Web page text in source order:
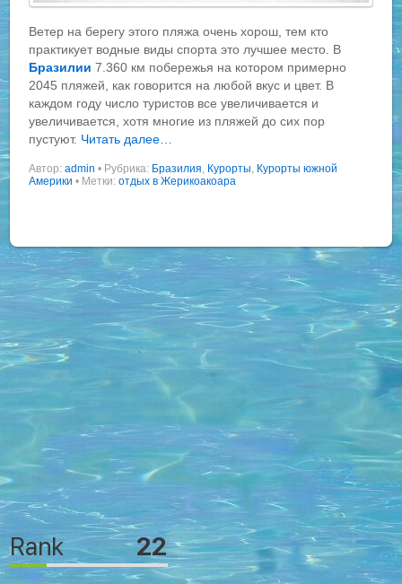
Ветер на берегу этого пляжа очень хорош, тем кто
практикует водные виды спорта это лучшее место. В
Бразилии 7.360 км побережья на котором примерно
2045 пляжей, как говорится на любой вкус и цвет. В
каждом году число туристов все увеличивается и
увеличивается, хотя многие из пляжей до сих пор
пустуют. Читать далее…
Автор:admin • Рубрика: Бразилия, Курорты, Курорты южной
Америки • Метки:отдых в Жерикоакоара